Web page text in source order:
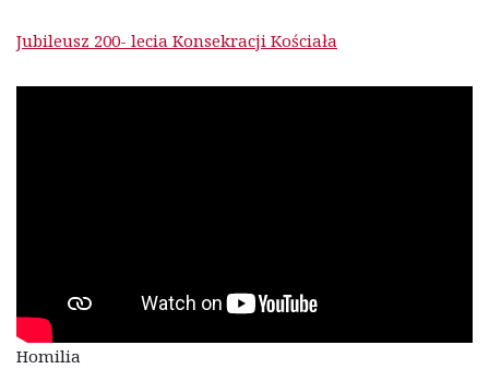
Jubileusz 200- lecia Konsekracji Kościała
Homilia